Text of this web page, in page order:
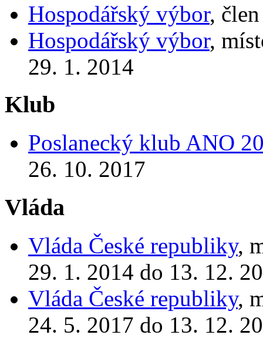
Hospodářský výbor,
Hospodářský výbor,
29. 1. 2014
Klub
Poslanecký klub ANO
26. 10. 2017
Vláda
Vláda České republiky,
29. 1. 2014 do 13. 12.
Vláda České republiky,
24. 5. 2017 do 13. 12.